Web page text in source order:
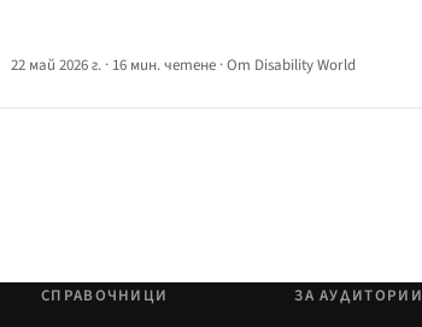
22 май 2026 г. · 16 мин. четене ·От Disability World
СПРАВОЧНИЦИ ЗА АУДИТОРИИ